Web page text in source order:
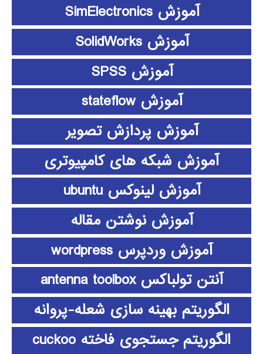
آموزش SimElectronics
آموزش SolidWorks
آموزش SPSS
آموزش stateflow
آموزش پردازش تصویر
آموزش شبکه های کامپیوتری
آموزش لینوکس ubuntu
آموزش نوشتن مقاله
آموزش وردپرس wordpress
آنتن تولباکس antenna toolbox
الگوریتم بهینه سازی شعله-پروانه
الگوریتم جستجوی فاخته cuckoo